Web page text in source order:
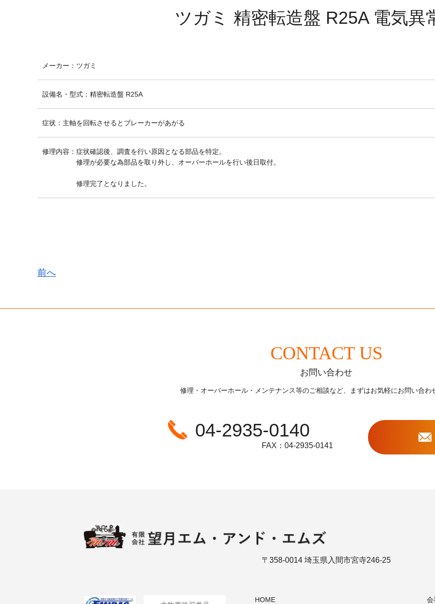
ツガミ 精密転造盤 R25A 電気異
メーカー ： ツガミ
設備名・型式 ： 精密転造盤 R25A
症状 ： 主軸を回転させるとブレーカーがあがる
修理内容 ： 症状確認後、調査を行い原因となる部品を特定。
修理が必要な為部品を取り外し、オーバーホールを行い後日取付。
修理完了となりました。
前へ
CONTACT US
お問い合わせ
修理・オーバーホール・メンテナンス等のご相談など、 まずはお気軽にお問い合わ
04-2935-0140
FAX：04-2935-0141
〒358-0014 埼玉県入間市宮寺246-25
HOME 会